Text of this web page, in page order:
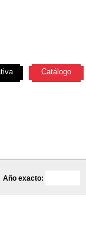
Año exacto:
Catálogo